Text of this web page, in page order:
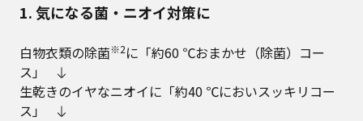
1. 気になる菌・ニオイ対策に
白物衣類の除菌※2に「約60 ℃おまかせ（除菌）コー
ス」
生乾きのイヤなニオイに「約40 ℃においスッキリコー
ス」